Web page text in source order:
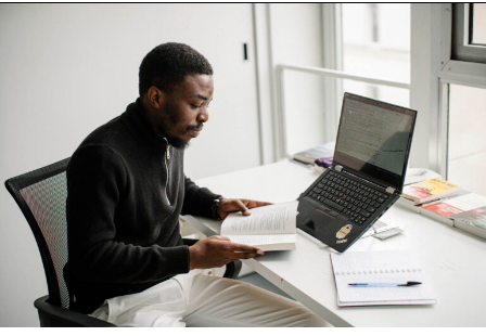
ESPACES DE PRATIQUE ARTISTIQUE ↓
Recherche
Connexion
↓